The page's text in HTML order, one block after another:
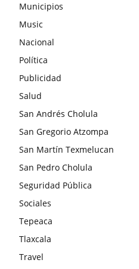
Municipios
Music
Nacional
Política
Publicidad
Salud
San Andrés Cholula
San Gregorio Atzompa
San Martín Texmelucan
San Pedro Cholula
Seguridad Pública
Sociales
Tepeaca
Tlaxcala
Travel